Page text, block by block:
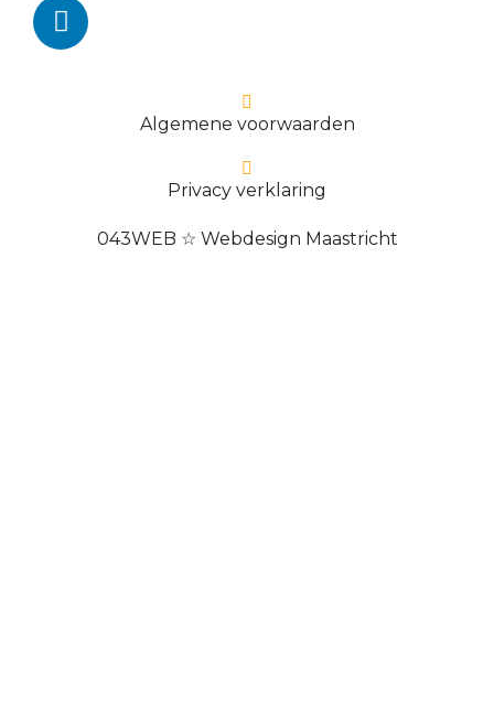
Algemene voorwaarden
Privacy verklaring
043WEB ☆ Webdesign Maastricht